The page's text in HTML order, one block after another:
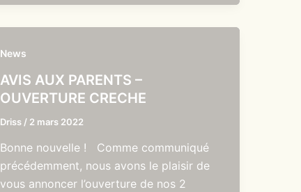
News
AVIS AUX PARENTS –
OUVERTURE CRECHE
Driss / 2 mars 2022
Bonne nouvelle ! Comme communiqué
précédemment, nous avons le plaisir de
vous annoncer l’ouverture de nos 2